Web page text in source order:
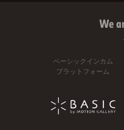
We
ベーシックインカム
プラットフォーム